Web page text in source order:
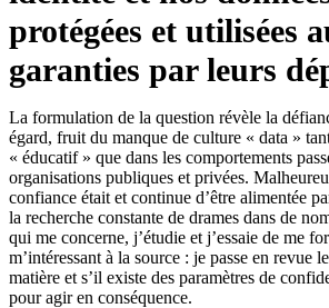
protégées et utilisées
garanties par leurs
La formulation de la question révèle la
égard, fruit du manque de culture « data »
« éducatif » que dans les comportements
organisations publiques et privées.
confiance était et continue d’être alimentée
la recherche constante de drames dans de
qui me concerne, j’étudie et j’essaie de me
m’intéressant à la source : je passe en revue
matière et s’il existe des paramètres de
pour agir en conséquence.